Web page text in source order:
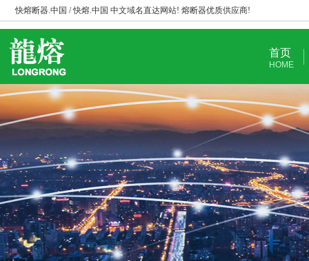
快熔断器.中国 / 快熔.中国 中文域名直达网站! 熔断器优质供应商!
首页
HOME